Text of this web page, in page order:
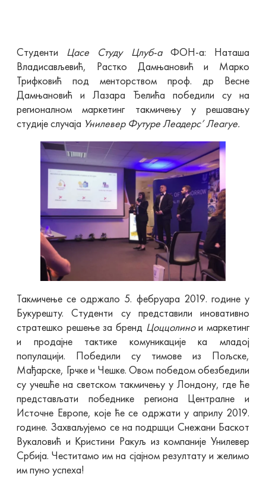
Студенти Цасе Студy Цлуб-аФОН-а: Наташа
Владисављевић, Растко Дамњановић и Марко
Трифковић под менторством проф. др Весне
Дамњановић и Лазара Ђелића победили су на
регионалном маркетинг такмичењу у решавању
студије случаја Унилевер Футуре Леадерс’ Леагуе.
Такмичење се одржало 5. фебруара 2019. године у
Букурешту. Студенти су представили иновативно
стратешко решење за бренд Цоццолинои маркетинг
и продајне тактике комуникације ка младој
популацији. Победили су тимове из Пољске,
Мађарске, Грчке и Чешке. Овом победом обезбедили
су учешће на светском такмичењу у Лондону, где ће
представљати победнике региона Централне и
Источне Европе, које ће се одржати у априлу 2019.
године. Захваљујемо се на подршци Снежани Баскот
Вукаловић и Кристини Ракуљ из компаније Унилевер
Србија. Честитамо им на сјајном резултату и желимо
им пуно успеха!